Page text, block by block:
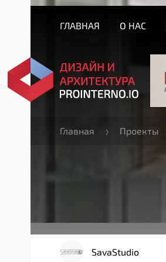
ГЛАВНАЯ О НАС
Главная Проекты
SavaStudio